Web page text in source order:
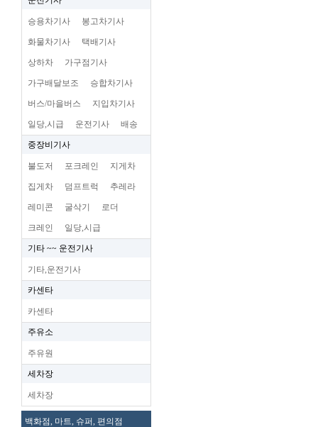
승용차기사 봉고차기사
화물차기사 택배기사
상하차 가구점기사
가구배달보조 승합차기사
버스/마을버스 지입차기사
일당,시급 운전기사 배송
중장비기사
불도저 포크레인 지게차
집게차 덤프트럭 추레라
레미콘 굴삭기 로더
크레인 일당,시급
기타 ~~ 운전기사
기타,운전기사
카센타
카센타
주유소
주유원
세차장
세차장
백화점, 마트, 슈퍼, 편의점